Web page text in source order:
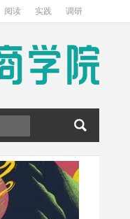
阅读 实践 调研